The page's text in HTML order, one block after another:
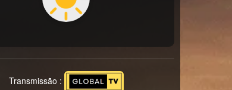
Transmissão :